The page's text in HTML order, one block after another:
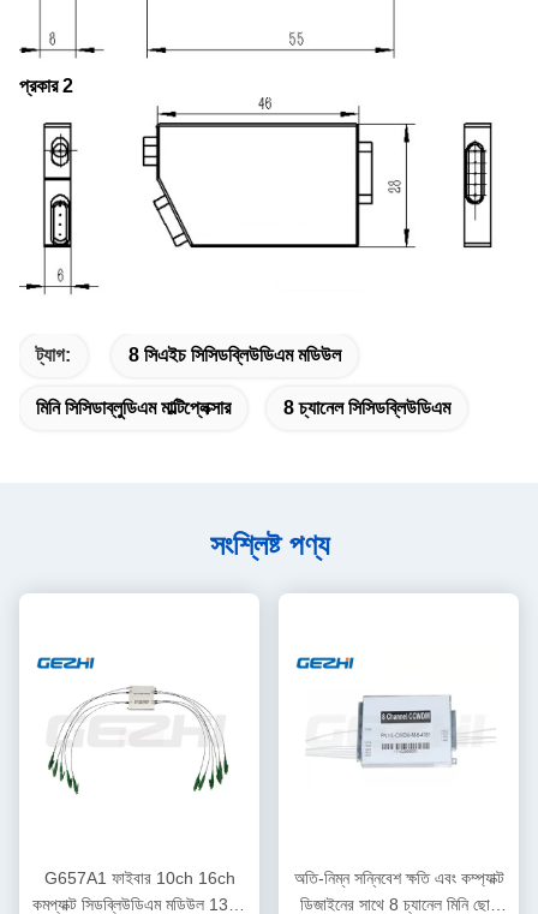
প্রকার 2
ট্যাগ: 8 সিএইচ সিসিডব্লিউডিএম মডিউল
মিনি সিসিডাব্লুডিএম মাল্টিপ্লেক্সার 8 চ্যানেল সিসিডব্লিউডিএম
সংশ্লিষ্ট পণ্য
G657A1 ফাইবার 10ch 16ch
কমপ্যাক্ট সিডব্লিউডিএম মডিউল 1310
অতি-নিম্ন সন্নিবেশ ক্ষতি এবং কম্প্যাক্ট
ডিজাইনের সাথে 8 চ্যানেল মিনি ছোট